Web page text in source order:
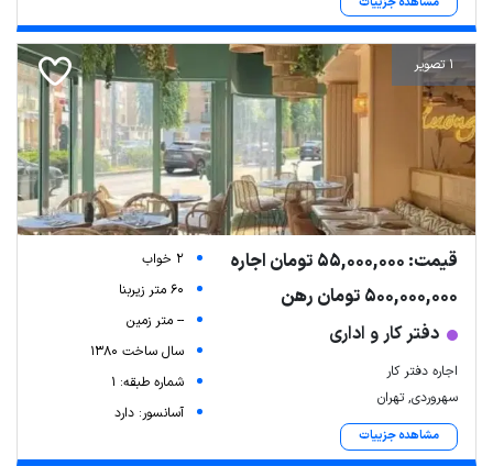
1 تصویر
قیمت: 55,000,000 تومان اجاره
500,000,000 تومان رهن
دفتر کار و اداری
اجاره دفتر کار
سهروردی, تهران
مشاهده جزییات
2 خواب
60 متر زیربنا
-- متر زمین
سال ساخت 1380
شماره طبقه: 1
آسانسور: دارد